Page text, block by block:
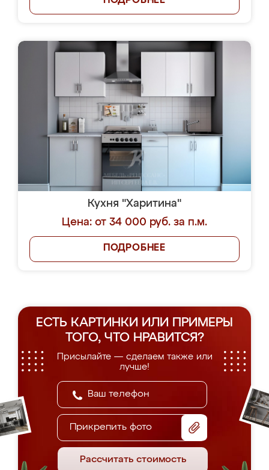
Кухня "Харитина"
Цена: от 34 000 руб. за п.м.
ПОДРОБНЕЕ
ЕСТЬ КАРТИНКИ ИЛИ ПРИМЕРЫ
ТОГО, ЧТО НРАВИТСЯ?
Присылайте — сделаем также или
лучше!
Прикрепить фото
Рассчитать стоимость